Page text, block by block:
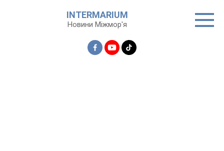
INTERMARIUM
Новини Міжмор'я